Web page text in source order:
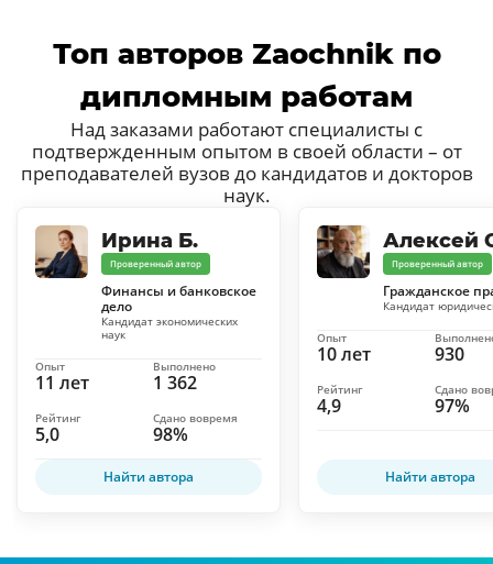
Топ авторов Zaochnik по
дипломным работам
Над заказами работают специалисты с
подтвержденным опытом в своей области – от
преподавателей вузов до кандидатов и докторов
наук.
Ирина Б.
Проверенный автор
Финансы и банковское
дело
Кандидат экономических
наук
11 лет
Опыт
1 362
Выполнено
5,0
Рейтинг
98%
Сдано вовремя
Найти автора
Алексей
Проверенный автор
Гражданское
Кандидат
10 лет
Опыт
930
4,9
Рейтинг
97%
Сдано
Найти автора